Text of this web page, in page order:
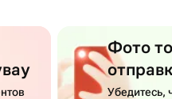
Фото
Убедитесь,